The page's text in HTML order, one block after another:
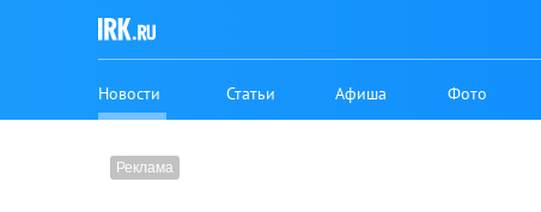
Новости Статьи Афиша Фото